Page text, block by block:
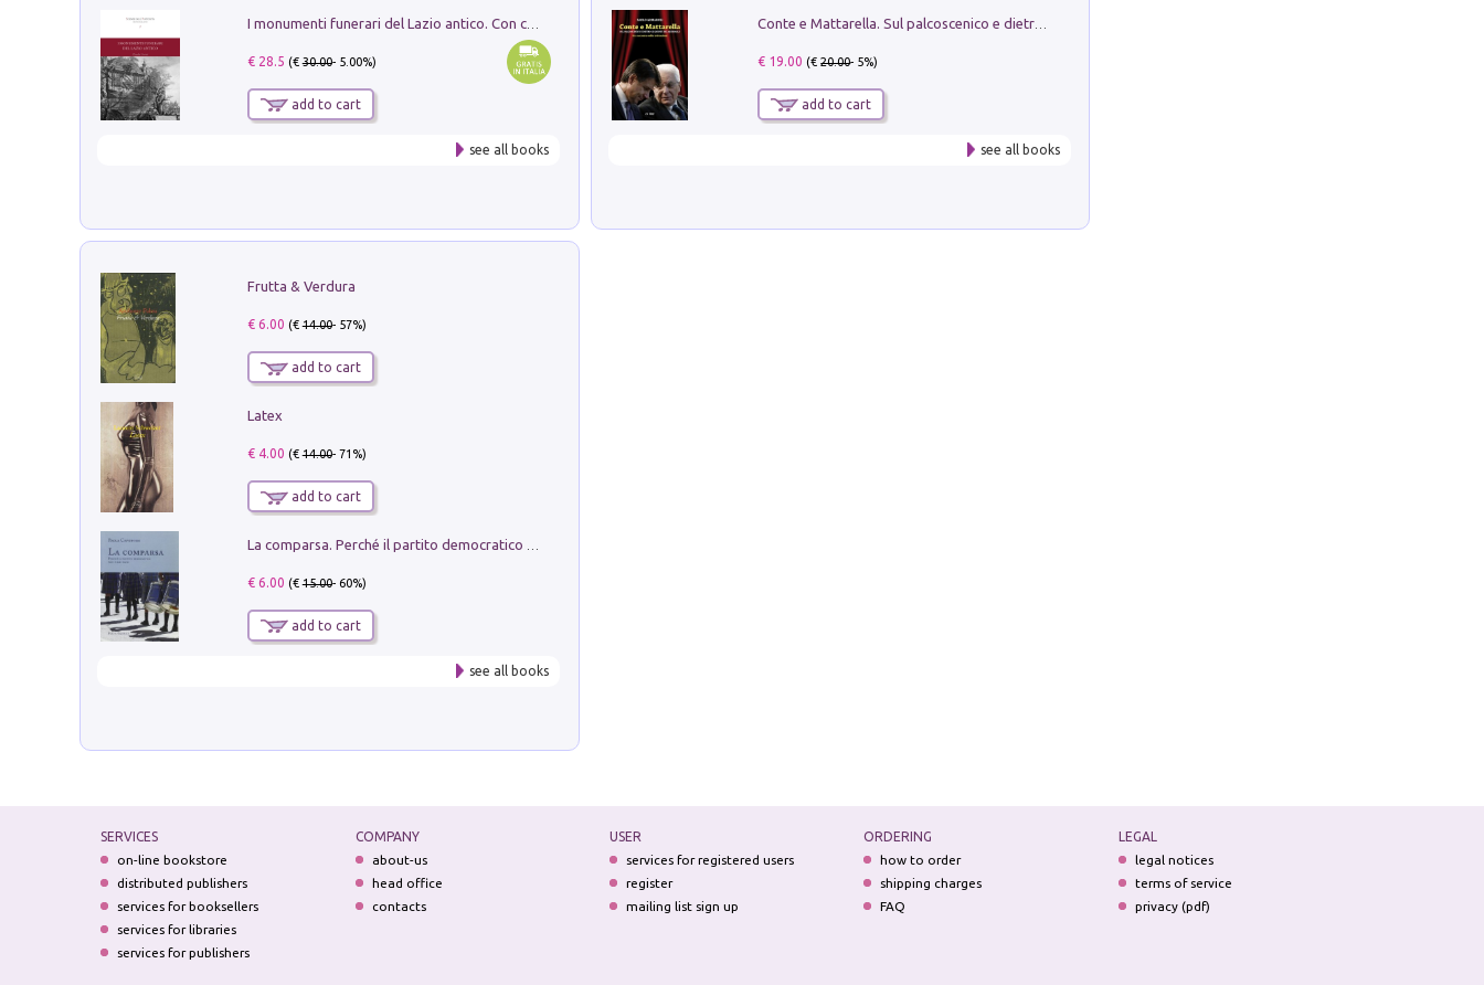
I monumenti funerari del Lazio antico. Con cartella con tavole
€ 28.5 (€30.00- 5.00%)
add to cart
see all books
€ 19.00 (€20.00- 5%)
add to cart
see all books
Frutta & Verdura
€ 6.00 (€14.00- 57%)
add to cart
Latex
€ 4.00 (€14.00- 71%)
add to cart
€ 6.00 (€15.00- 60%)
add to cart
see all books
SERVICES
on-line bookstore
distributed publishers
services for booksellers
services for libraries
services for publishers
COMPANY
about-us
head office
contacts
USER
services for registered users
register
mailing list sign up
ORDERING
how to order
shipping charges
FAQ
LEGAL
legal notices
terms of service
privacy (pdf)